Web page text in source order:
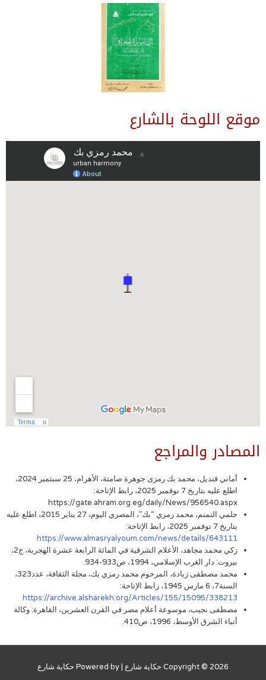
موقع اللوحة بالشارع
المصادر والمراجع
أماني قنديل، محمد بك رمزى جوهرة صامتة، الأهرام، 25 سبتمبر 2024،
اطلع عليه بتاريخ 7 نوفمبر 2025، رابط الإتاحة:
https://gate.ahram.org.eg/daily/News/956540.aspx
حلمي النمنم، محمد رمزي “بك”، المصري اليوم، 27 يناير 2015، اطلع عليه
بتاريخ 7 نوفمبر 2025، رابط الإتاحة:
https://www.almasryalyoum.com/news/details/643111
زكي محمد مجاهد، الأعلام الشرقية في المائة الرابعة عشرة الهجرية، ج2،
بيروت: دار الغرب الإسلامي، 1994، ص933-934.
محمد مصطفى زيادة، المرحوم محمد رمزي بك، مجلة الثقافة، عدد323،
السنة7، 6 مارس 1945، رابط الإتاحة:
https://archive.alsharekh.org/Articles/155/15095/338213
مصطفى نجيب، موسوعة أعلام مصر في القرن العشرين، القاهرة: وكالة
أنباء الشرق الأوسط، 1996، ص410.
Copyright © 2026 حكاية شارع | Powered by حكاية شارع